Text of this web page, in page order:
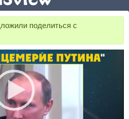
поделиться с